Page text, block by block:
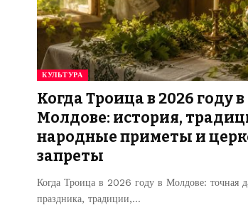
КУЛЬТУРА
Когда Троица в 2026 году в
Молдове: история,
народные приметы и
запреты
Когда Троица в 2026 году в Молдове: точная
праздника, традиции,…